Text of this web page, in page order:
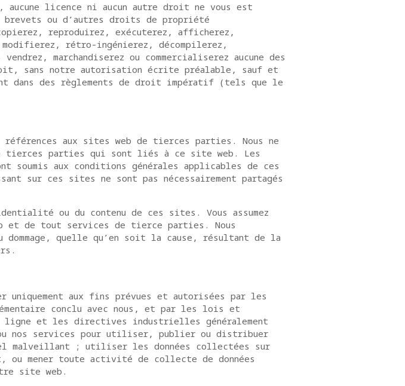
aucune licence ni aucun autre droit ne vous est
brevets ou d’autres droits de propriété
reproduirez, exécuterez, afficherez,
rétro-ingénierez, décompilerez,
marchandiserez ou commercialiserez aucune des
sans notre autorisation écrite préalable, sauf et
dans des règlements de droit impératif (tels que le
aux sites web de tierces parties. Nous ne
tierces parties qui sont liés à ce site web. Les
aux conditions générales applicables de ces
sur ces sites ne sont pas nécessairement partagés
ou du contenu de ces sites. Vous assumez
de tout services de tierce parties. Nous
dommage, quelle qu’en soit la cause, résultant de la
aux fins prévues et autorisées par les
conclu avec nous, et par les lois et
ligne et les directives industrielles généralement
nos services pour utiliser, publier ou distribuer
malveillant ; utiliser les données collectées sur
mener toute activité de collecte de données
site web.